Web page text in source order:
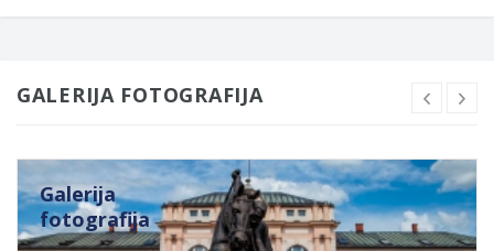
GALERIJA FOTOGRAFIJA
Galerija
fotografija